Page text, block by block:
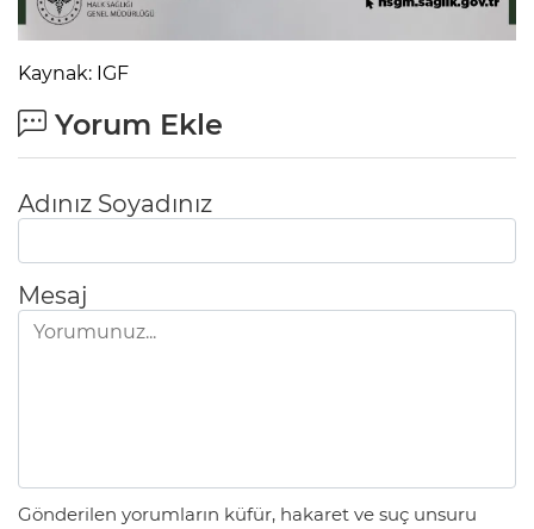
Kaynak: IGF
Yorum Ekle
Adınız Soyadınız
Mesaj
Gönderilen yorumların küfür, hakaret ve suç unsuru